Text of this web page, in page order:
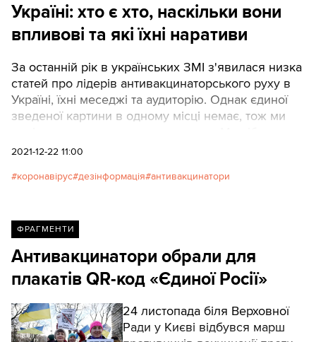
Україні: хто є хто, наскільки вони
впливові та які їхні наративи
За останній рік в українських ЗМІ з'явилася низка
статей про лідерів антивакцинаторського руху в
Україні, їхні меседжі та аудиторію. Однак єдиної
зведеної картини в одному місці немає, тож ми
інформацію про всіх більш-менш медійних
дисидентів.Спільний проєкт ІМІ та Texty.org.ua,
2021-12-22 11:00
коронавірус дезінформація антивакцинатори
ФРАГМЕНТИ
Антивакцинатори обрали для
плакатів QR-код «Єдиної Росії»
24 листопада біля Верховної
Ради у Києві відбувся марш